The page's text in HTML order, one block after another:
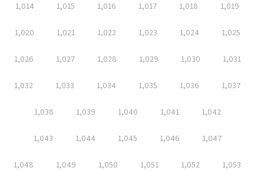
1,014 1,015 1,016 1,017 1,018 1,019
1,020 1,021 1,022 1,023 1,024 1,025
1,026 1,027 1,028 1,029 1,030 1,031
1,032 1,033 1,034 1,035 1,036 1,037
1,038 1,039 1,040 1,041 1,042
1,043 1,044 1,045 1,046 1,047
1,048 1,049 1,050 1,051 1,052 1,053